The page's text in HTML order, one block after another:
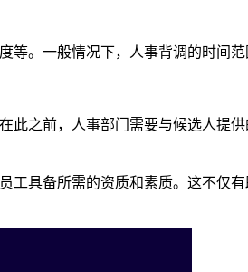
。一般情况下，人事背调的时间范
之前，人事部门需要与候选人提
具备所需的资质和素质。这不仅